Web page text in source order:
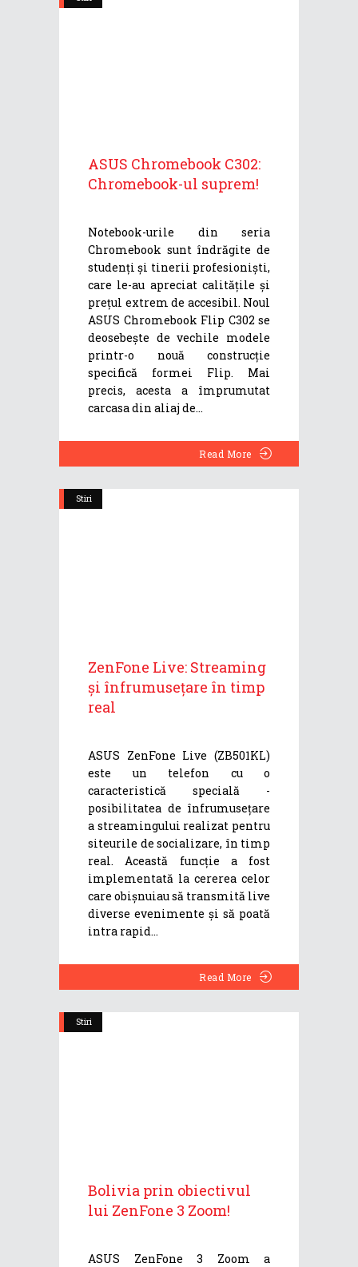
ASUS Chromebook C302:
Chromebook-ul suprem!
Notebook-urile din seria
Chromebook sunt îndrăgite de
studenți și tinerii profesioniști,
care le-au apreciat calitățile și
prețul extrem de accesibil. Noul
ASUS Chromebook Flip C302 se
deosebește de vechile modele
printr-o nouă construcție
specifică formei Flip. Mai
precis, acesta a împrumutat
carcasa din aliaj de
Read More
Stiri
ZenFone Live: Streaming
și înfrumusețare în timp
real
ASUS ZenFone Live (ZB501KL)
este un telefon cu o
caracteristică specială -
posibilitatea de înfrumusețare
a streamingului realizat pentru
siteurile de socializare, în timp
real. Această funcție a fost
implementată la cererea celor
care obișnuiau să transmită live
diverse evenimente și să poată
intra rapid
Read More
Stiri
Bolivia prin obiectivul
lui ZenFone 3 Zoom!
ASUS ZenFone 3 Zoom a